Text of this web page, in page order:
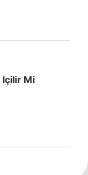
Içilir Mi